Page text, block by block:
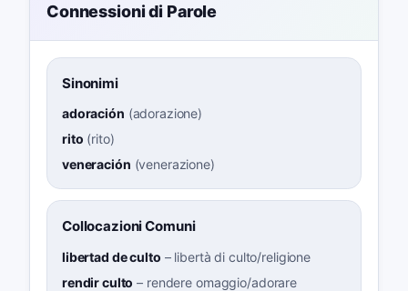
Connessioni di Parole
Sinonimi
adoración (adorazione)
rito (rito)
veneración (venerazione)
Collocazioni Comuni
libertad de culto – libertà di culto/religione
rendir culto – rendere omaggio/adorare